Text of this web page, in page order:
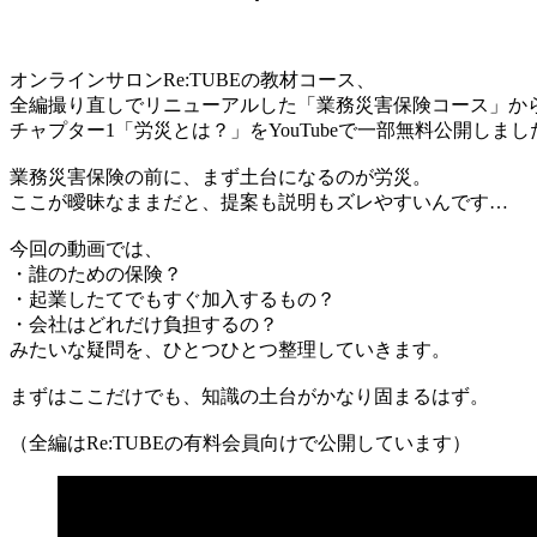
オンラインサロンRe:TUBEの教材コース、
全編撮り直しでリニューアルした「業務災害保険コース」か
チャプター1「労災とは？」をYouTubeで一部無料公開しまし
業務災害保険の前に、まず土台になるのが労災。
ここが曖昧なままだと、提案も説明もズレやすいんです…
今回の動画では、
・誰のための保険？
・起業したてでもすぐ加入するもの？
・会社はどれだけ負担するの？
みたいな疑問を、ひとつひとつ整理していきます。
まずはここだけでも、知識の土台がかなり固まるはず。
（全編はRe:TUBEの有料会員向けで公開しています）